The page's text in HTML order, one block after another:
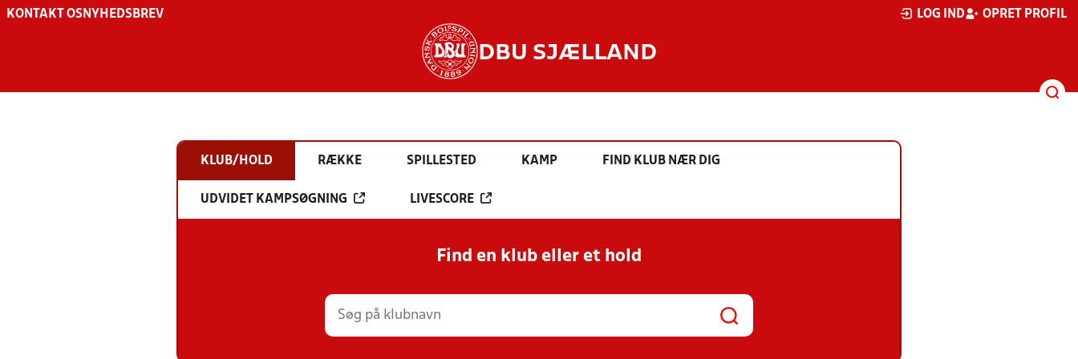
KONTAKT OS NYHEDSBREV LOG IND OPRET PROFIL
DBU SJÆLLAND
KLUB/HOLD RÆKKE SPILLESTED KAMP FIND KLUB NÆR DIG
UDVIDET KAMPSØGNING LIVESCORE
Find en klub eller et hold